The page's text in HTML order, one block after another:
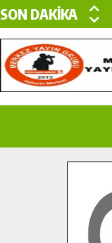
SON DAKİKA